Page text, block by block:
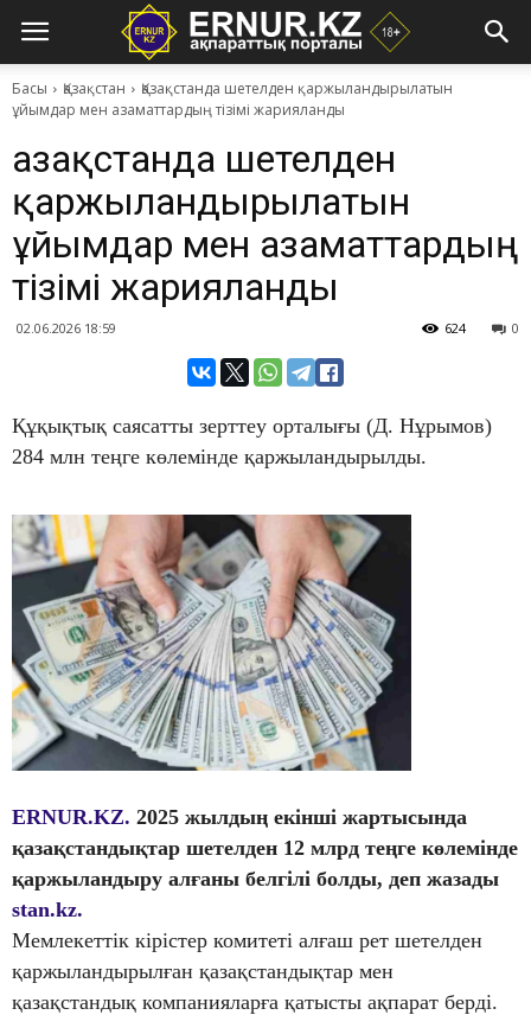
Басы Қазақстан
Қазақстанда шетелден қаржыландырылатын
ұйымдар мен азаматтардың тізімі жарияланды
Қазақстанда шетелден
қаржыландырылатын
ұйымдар мен азаматтардың
тізімі жарияланды
02.06.2026 18:59 0
624
Құқықтық саясатты зерттеу орталығы (Д. Нұрымов)
284 млн теңге көлемінде қаржыландырылды.
ERNUR.KZ. 2025 жылдың екінші жартысында
қазақстандықтар шетелден 12 млрд теңге көлемінде
қаржыландыру алғаны белгілі болды, деп жазады
stan.kz.
Мемлекеттік кірістер комитеті алғаш рет шетелден
қаржыландырылған қазақстандықтар мен
қазақстандық компанияларға қатысты ақпарат берді.